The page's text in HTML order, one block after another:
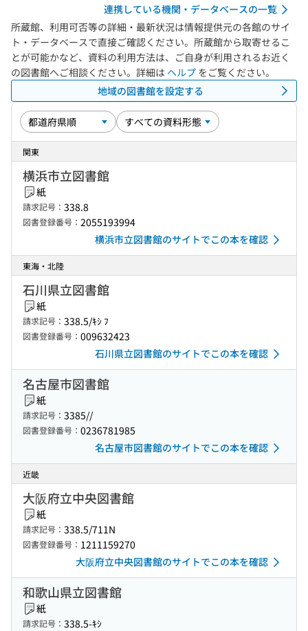
連携している機関・データベースの一覧
所蔵館、利用可否等の詳細・最新状況は情報提供元の各館のサイ
ト・データベースで直接ご確認ください。所蔵館から取寄せるこ
とが可能かなど、資料の利用方法は、ご自身が利用されるお近く
の図書館へご相談ください。詳細は ヘルプ をご覧ください。
地域の図書館を設定する
関東
横浜市立図書館
紙
請求記号： 338.8
図書登録番号： 2055193994
横浜市立図書館のサイトでこの本を確認
東海・北陸
石川県立図書館
紙
請求記号： 338.5/ｷｼ ﾌ
図書登録番号： 009632423
石川県立図書館のサイトでこの本を確認
名古屋市図書館
紙
請求記号： 3385//
図書登録番号： 0236781985
名古屋市図書館のサイトでこの本を確認
近畿
大阪府立中央図書館
紙
請求記号： 338.5/711N
図書登録番号： 1211159270
大阪府立中央図書館のサイトでこの本を確認
和歌山県立図書館
紙
請求記号： 338.5-ｷｼ